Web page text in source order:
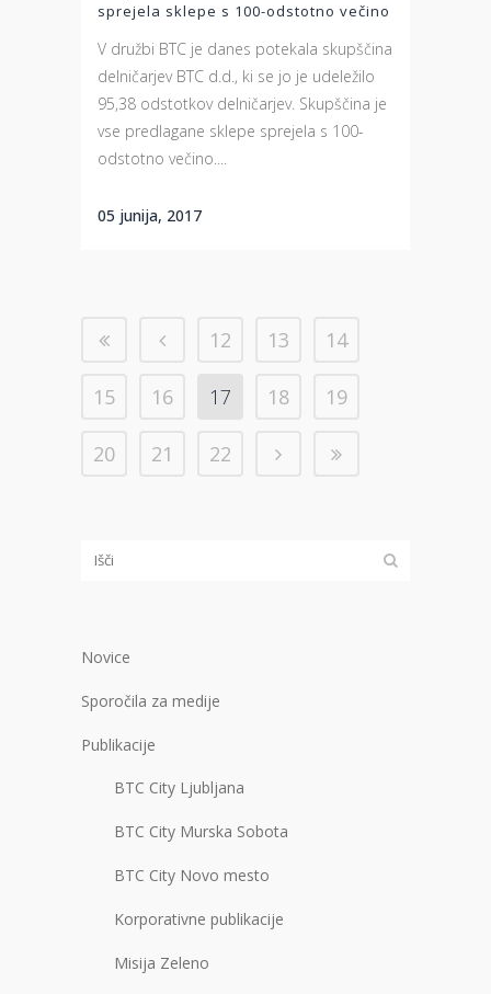
sprejela sklepe s 100-odstotno večino
V družbi BTC je danes potekala skupščina
delničarjev BTC d.d., ki se jo je udeležilo
95,38 odstotkov delničarjev. Skupščina je
vse predlagane sklepe sprejela s 100-
odstotno večino....
05 junija, 2017
12 13 14
15 16 17 18 19
20 21 22
Novice
Sporočila za medije
Publikacije
BTC City Ljubljana
BTC City Murska Sobota
BTC City Novo mesto
Korporativne publikacije
Misija Zeleno